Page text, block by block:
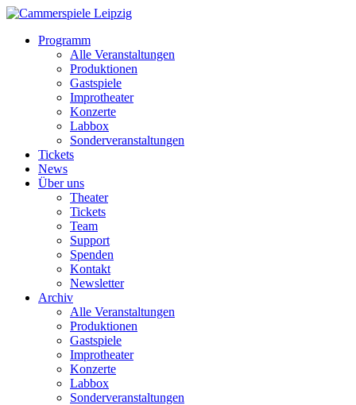
Programm
Alle Veranstaltungen
Produktionen
Gastspiele
Improtheater
Konzerte
Labbox
Sonderveranstaltungen
Tickets
News
Über uns
Theater
Tickets
Team
Support
Spenden
Kontakt
Newsletter
Archiv
Alle Veranstaltungen
Produktionen
Gastspiele
Improtheater
Konzerte
Labbox
Sonderveranstaltungen